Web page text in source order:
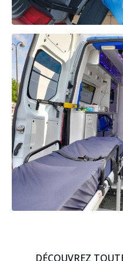
DÉCOUVREZ